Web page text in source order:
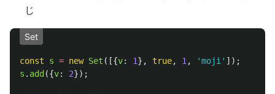
じ
Set
const s = new Set ([{v: 1}, true, 1 , 'moji ' ]);
s . add ({v: 2});